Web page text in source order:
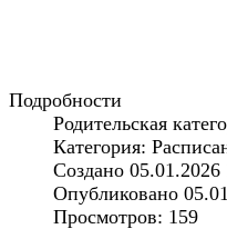
Подробности
Родительская
Категория:
Создано 05.01.2026
Опубликовано
Просмотров: 159